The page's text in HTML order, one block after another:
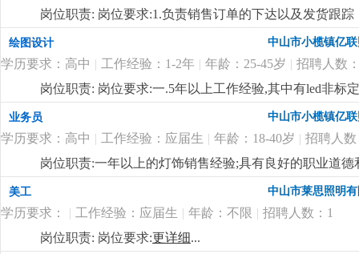
领导交代的各项工作任务；更详细...
岗位职责: 岗位要求:1.负责销售订单的下达以及发货跟
账款的回收跟进；4.负责客户投诉的信息接口传递工作
更新维护等等；
绘图设计 中山市小榄镇亿
学历要求：高中 | 工作经验：1-2年 | 年龄：25-45岁 | 招聘人数
岗位职责: 岗位要求:一.5年以上工作经验,其中有led非标
pro/e或solidworks等相关设计软件。4.认识灯具制作流
势,能够自立完成电子或者结构设计;5.具有良好的交流
际关系良好,听从管理顾全大局;主要负责新产品项目的
有需求的人士，欢迎加入我们的团队！更详细...
业务员 中山市小榄镇亿
学历要求：高中 | 工作经验：应届生 | 年龄：18-40岁 | 招聘人数
岗位职责:一年以上的灯饰销售经验;具有良好的职业道
通，具有良好的市场开发能力，熟悉电脑操作及相关软
美工 中山市莱思照明
学历要求： | 工作经验：应届生 | 年龄：不限 | 招聘人数：1
岗位职责: 岗位要求:更详细...